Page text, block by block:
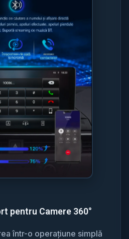
pentru Camere 360°
într-o operațiune simplă